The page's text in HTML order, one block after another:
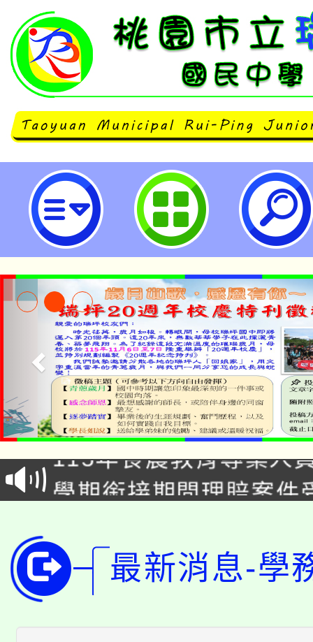
本局112年「暑期保護青少年─青
童 權利公約」-桃園市立瑞坪國民
淨零綠生活教案入校路
會
115年食農教育專業人
程
學期銜接期間理賠案件
版
公告本校115學年度第
代理(課)教師甄選結果(
「2026金融保險知識
車」活動
桃園市115學年度學生
最新消息-學